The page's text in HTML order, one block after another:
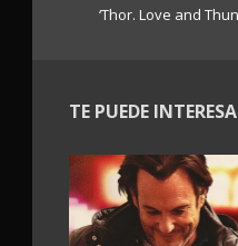
‘Thor. Love and
TE PUEDE